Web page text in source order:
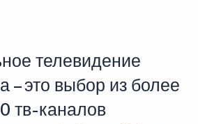
телевидение
– это выбор из более
тв-каналов